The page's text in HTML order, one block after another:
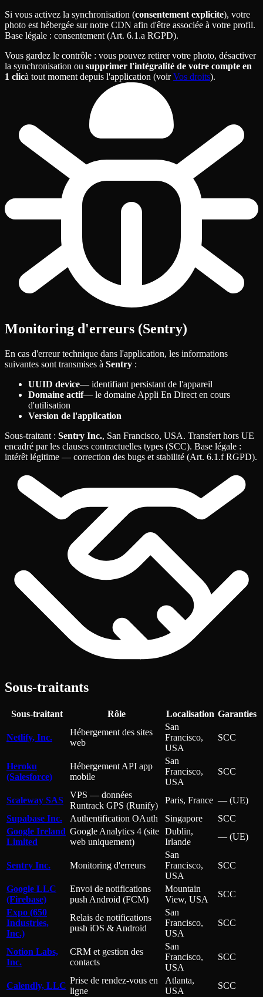
Si vous activez la synchronisation (consentement explicite), votre
photo est hébergée sur notre CDN afin d'être associée à votre profil.
Base légale : consentement (Art. 6.1.a RGPD).
Vous gardez le contrôle : vous pouvez retirer votre photo, désactiver
la synchronisation ou supprimer l'intégralité de votre compte en
1 clicà tout moment depuis l'application (voir Vos droits).
Monitoring d'erreurs (Sentry)
En cas d'erreur technique dans l'application, les informations
suivantes sont transmises à Sentry :
UUID device— identifiant persistant de l'appareil
Domaine actif— le domaine Appli En Direct en cours
d'utilisation
Version de l'application
Sous-traitant : Sentry Inc., San Francisco, USA. Transfert hors UE
encadré par les clauses contractuelles types (SCC). Base légale :
intérêt légitime — correction des bugs et stabilité (Art. 6.1.f RGPD).
Sous-traitants
Sous-traitant Rôle Localisation Garanties
Netlify, Inc.
Hébergement des sites
web
San
Francisco,
USA
SCC
Heroku
(Salesforce)
Hébergement API app
mobile
San
Francisco,
USA
SCC
Scaleway SAS
VPS — données
Runtrack GPS (Runify)
Paris, France — (UE)
Supabase Inc.
Authentification OAuth Singapore
SCC
Google Ireland
Limited
Google Analytics 4 (site
web uniquement)
Dublin,
Irlande
— (UE)
Sentry Inc. Monitoring d'erreurs
San
Francisco,
USA
SCC
Google LLC
(Firebase)
Envoi de notifications
push Android (FCM)
Mountain
View, USA
SCC
Expo (650
Industries,
Inc.)
Relais de notifications
push iOS & Android
San
Francisco,
USA
SCC
Notion Labs,
Inc.
CRM et gestion des
contacts
San
Francisco,
USA
SCC
Calendly, LLC
Prise de rendez-vous en
ligne
Atlanta,
USA
SCC